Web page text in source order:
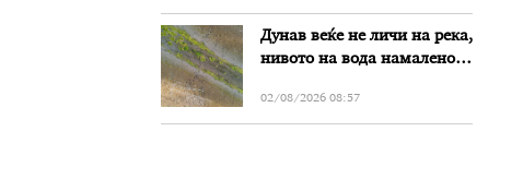
Дунав веќе не личи на река,
нивото на вода намалено
Бугарија
02/08/2026 08:57